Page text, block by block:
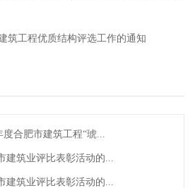
筑工程优质结构评选工作的通知
度合肥市建筑工程“琥...
建筑业评比表彰活动的...
建筑业评比表彰活动的...